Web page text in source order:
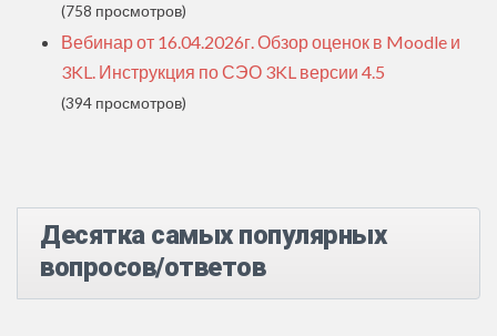
(758 просмотров)
Вебинар от 16.04.2026г. Обзор оценок в Moodle и
3KL. Инструкция по СЭО 3KL версии 4.5
(394 просмотров)
Десятка самых популярных
вопросов/ответов